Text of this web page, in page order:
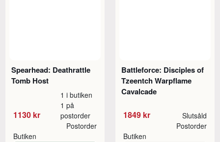
Spearhead: Deathrattle
Tomb Host
1130 kr
1 i butiken
1 på
postorder
Butiken
Postorder
Battleforce: Disciples of
Tzeentch Warpflame
Cavalcade
1849 kr Slutsåld
Butiken
Postorder